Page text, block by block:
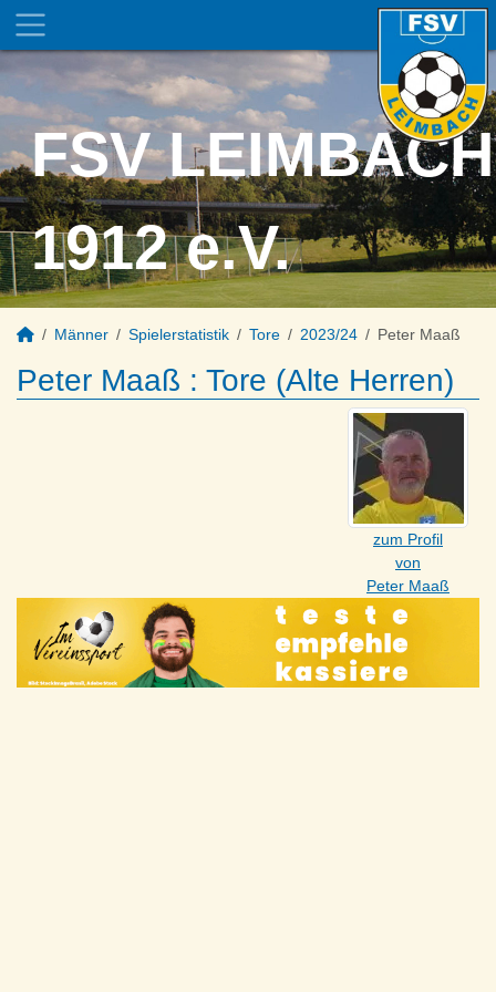
FSV LEIMBACH
1912 e.V.
Männer Spielerstatistik Tore 2023/24 Peter Maaß
Peter Maaß : Tore (Alte Herren)
zum Profil
von
Peter Maaß